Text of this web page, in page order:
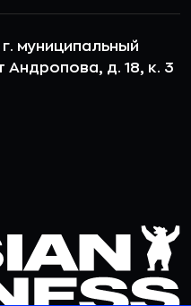
муниципальный
Андропова, д. 18, к. 3